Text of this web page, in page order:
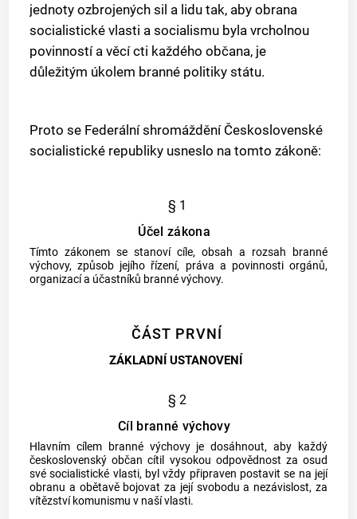
jednoty ozbrojených sil a lidu tak, aby obrana
socialistické vlasti a socialismu byla vrcholnou
povinností a věcí cti každého občana, je
důležitým úkolem branné politiky státu.
Proto se Federální shromáždění Československé
socialistické republiky usneslo na tomto zákoně:
§ 1
Účel zákona
Tímto zákonem se stanoví cíle, obsah a rozsah branné
výchovy, způsob jejího řízení, práva a povinnosti orgánů,
organizací a účastníků branné výchovy.
ČÁST PRVNÍ
ZÁKLADNÍ USTANOVENÍ
§ 2
Cíl branné výchovy
Hlavním cílem branné výchovy je dosáhnout, aby každý
československý občan cítil vysokou odpovědnost za osud
své socialistické vlasti, byl vždy připraven postavit se na její
obranu a obětavě bojovat za její svobodu a nezávislost, za
vítězství komunismu v naší vlasti.